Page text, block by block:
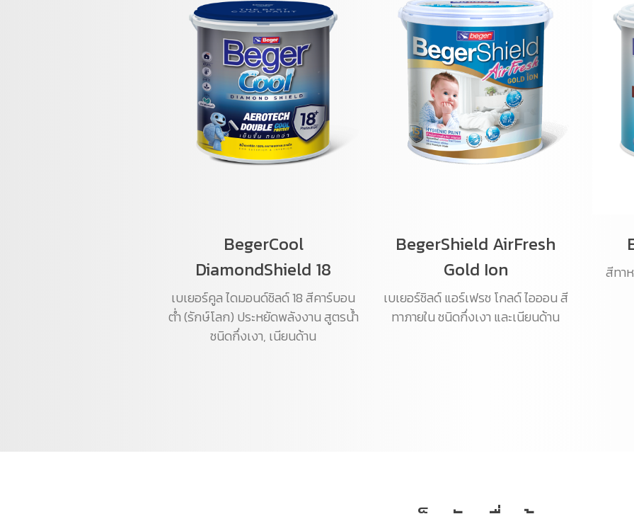
BegerCool
DiamondShield 18
เบเยอร์คูล ไดมอนด์ชิลด์ 18 สีคาร์บอน
ต่ำ (รักษ์โลก) ประหยัดพลังงาน สูตรน้ำ
ชนิดกึ่งเงา, เนียนด้าน
BegerShield AirFresh
Gold Ion
เบเยอร์ชิลด์ แอร์เฟรช โกลด์ ไอออน สี
ทาภายใน ชนิดกึ่งเงา และเนียนด้าน
สีทา